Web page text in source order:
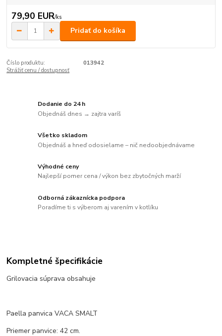
79,90 EUR/ks
Pridať do košíka
Číslo produktu:
013942
Strážiť cenu / dostupnosť
Dodanie do 24 h
Objednáš dnes → zajtra varíš
Všetko skladom
Objednáš a hneď odosielame – nič nedoobjednávame
Výhodné ceny
Najlepší pomer cena / výkon bez zbytočných marží
Odborná zákaznícka podpora
Poradíme ti s výberom aj varením v kotlíku
Kompletné špecifikácie
Grilovacia súprava obsahuje
Paella panvica VACA SMALT
Priemer panvice: 42 cm.